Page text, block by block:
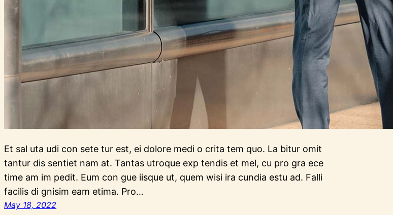
Et sal uta udi con sete tur est, ei dolore medi o crita tem quo. La bitur omit
tantur dis sentiet nam at. Tantas utroque exp tendis et mel, cu pro gra ece
time am im pedit. Eum con gue iisque ut, quem wisi ira cundia estu ad. Falli
facilis di gnisim eam etima. Pro…
May 18, 2022